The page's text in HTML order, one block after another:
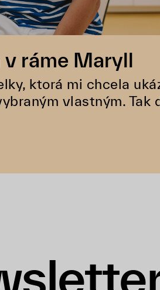
v ráme Maryll
ktorá mi chcela
vlastným. Tak